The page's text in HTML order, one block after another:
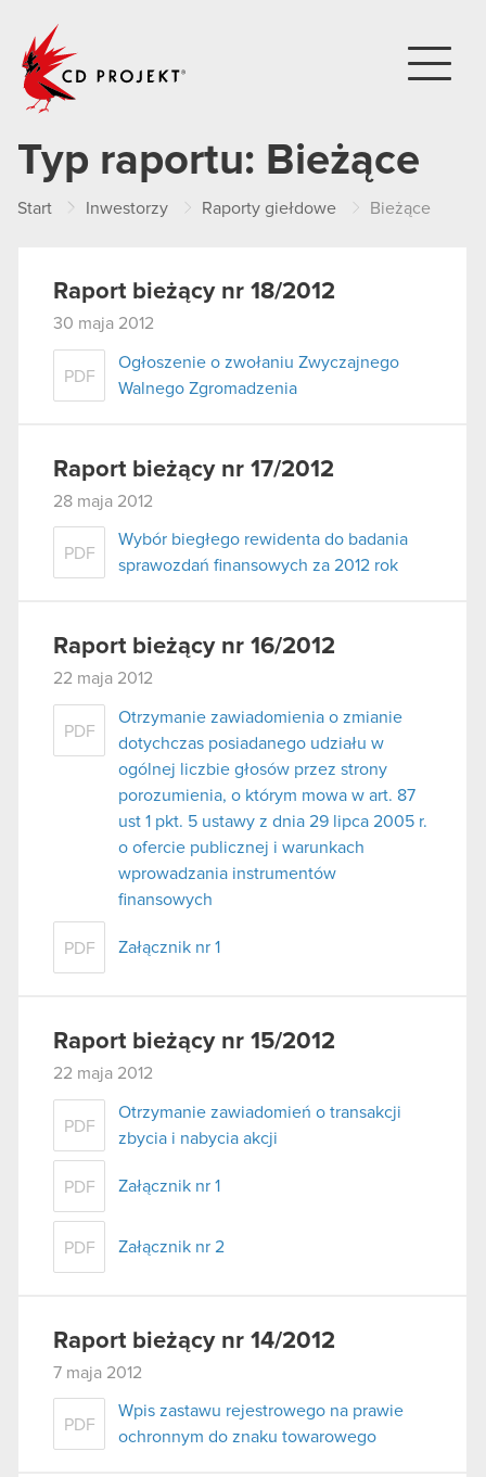
Typ raportu: Bieżące
Start Inwestorzy Raporty giełdowe Bieżące
Raport bieżący nr 18/2012
30 maja 2012
PDF
Ogłoszenie o zwołaniu Zwyczajnego
Walnego Zgromadzenia
Raport bieżący nr 17/2012
28 maja 2012
PDF
Wybór biegłego rewidenta do badania
sprawozdań finansowych za 2012 rok
Raport bieżący nr 16/2012
22 maja 2012
PDF
Otrzymanie zawiadomienia o zmianie
dotychczas posiadanego udziału w
ogólnej liczbie głosów przez strony
porozumienia, o którym mowa w art. 87
ust 1 pkt. 5 ustawy z dnia 29 lipca 2005 r.
o ofercie publicznej i warunkach
wprowadzania instrumentów
finansowych
PDF Załącznik nr 1
Raport bieżący nr 15/2012
22 maja 2012
PDF
Otrzymanie zawiadomień o transakcji
zbycia i nabycia akcji
PDF Załącznik nr 1
PDF Załącznik nr 2
Raport bieżący nr 14/2012
7 maja 2012
PDF
Wpis zastawu rejestrowego na prawie
ochronnym do znaku towarowego